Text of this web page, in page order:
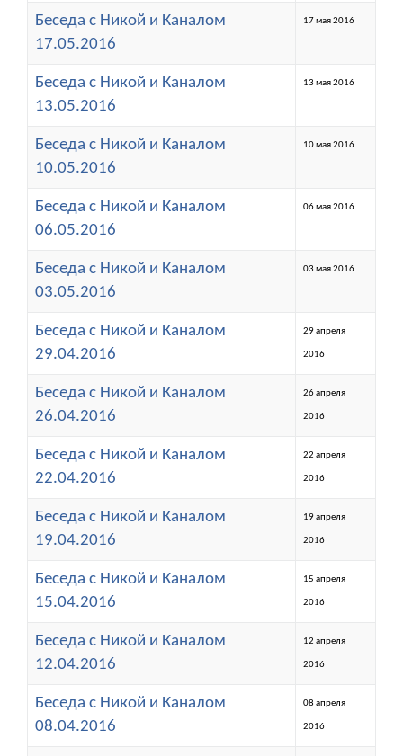
Беседа с Никой и Каналом
17.05.2016
17 мая 2016
Беседа с Никой и Каналом
13.05.2016
13 мая 2016
Беседа с Никой и Каналом
10.05.2016
10 мая 2016
Беседа с Никой и Каналом
06.05.2016
06 мая 2016
Беседа с Никой и Каналом
03.05.2016
03 мая 2016
Беседа с Никой и Каналом
29.04.2016
29 апреля
2016
Беседа с Никой и Каналом
26.04.2016
26 апреля
2016
Беседа с Никой и Каналом
22.04.2016
22 апреля
2016
Беседа с Никой и Каналом
19.04.2016
19 апреля
2016
Беседа с Никой и Каналом
15.04.2016
15 апреля
2016
Беседа с Никой и Каналом
12.04.2016
12 апреля
2016
Беседа с Никой и Каналом
08.04.2016
08 апреля
2016